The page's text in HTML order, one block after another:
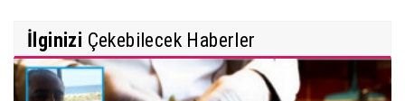
İlginizi Çekebilecek Haberler